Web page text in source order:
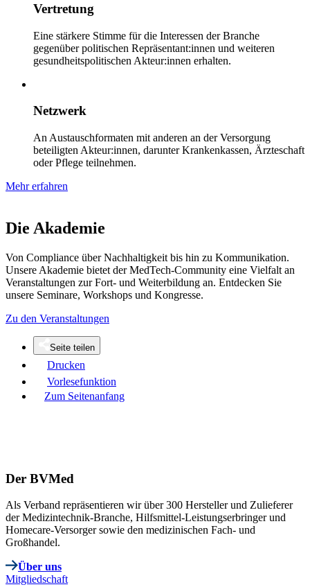
Vertretung
Eine stärkere Stimme für die Interessen der Branche
gegenüber politischen Repräsentant:innen und weiteren
gesundheitspolitischen Akteur:innen erhalten.
Netzwerk
An Austauschformaten mit anderen an der Versorgung
beteiligten Akteur:innen, darunter Krankenkassen, Ärzteschaft
oder Pflege teilnehmen.
Mehr erfahren
Die Akademie
Von Compliance über Nachhaltigkeit bis hin zu Kommunikation.
Unsere Akademie bietet der MedTech-Community eine Vielfalt an
Veranstaltungen zur Fort- und Weiterbildung an. Entdecken Sie
unsere Seminare, Workshops und Kongresse.
Zu den Veranstaltungen
Seite teilen
Drucken
Vorlesefunktion
Zum Seitenanfang
Der BVMed
Als Verband repräsentieren wir über 300 Hersteller und Zulieferer
der Medizintechnik-Branche, Hilfsmittel-Leistungserbringer und
Homecare-Versorger sowie den medizinischen Fach- und
Großhandel.
Über uns
Mitgliedschaft